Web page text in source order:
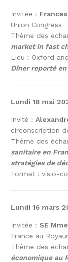
Invitée : Frances
Union Congress
Thème des
market in fast
Lieu : Oxford
Dîner reporté
Lundi 18 mai
Invité :
circonscription
Thème des
sanitaire en
stratégies de
Format : visio-
Lundi 16 mars
Invitée :SE
France au
Thème des
économique au